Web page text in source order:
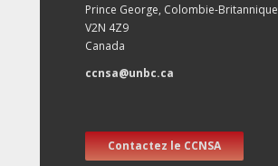
Prince George, Colombie-Britannique
V2N 4Z9
Canada
ccnsa@unbc.ca
Contactez le CCNSA